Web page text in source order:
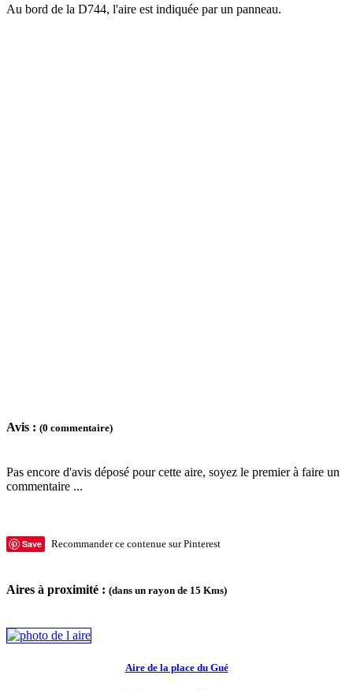
Au bord de la D744, l'aire est indiquée par un panneau.
Avis : (0 commentaire)
Pas encore d'avis déposé pour cette aire, soyez le premier à faire un
commentaire ...
Save Recommander ce contenue sur Pinterest
Aires à proximité : (dans un rayon de 15 Kms)
Aire de la place du Gué